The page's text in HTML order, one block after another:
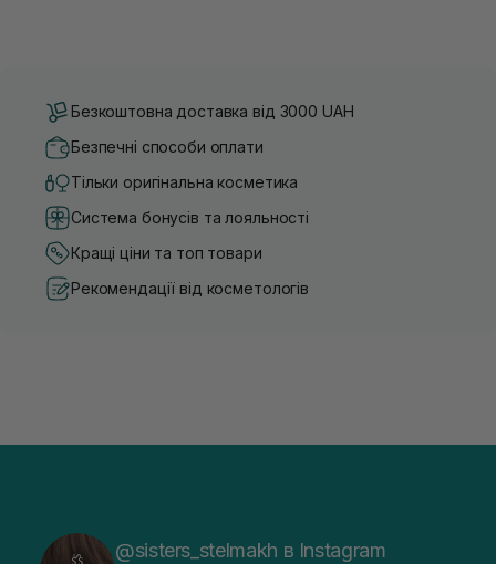
Безкоштовна доставка від 3000 UAH
Безпечні способи оплати
Тільки оригінальна косметика
Система бонусів та лояльності
Кращі ціни та топ товари
Рекомендації від косметологів
@sisters_stelmakh в Instagram